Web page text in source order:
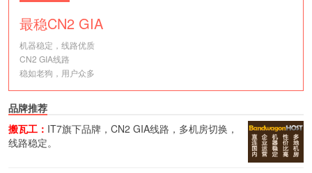
最稳CN2 GIA
机器稳定，线路优质
CN2 GIA线路
稳如老狗，用户众多
品牌推荐
搬瓦工： IT7旗下品牌，CN2 GIA线路，多机房切换，
线路稳定。